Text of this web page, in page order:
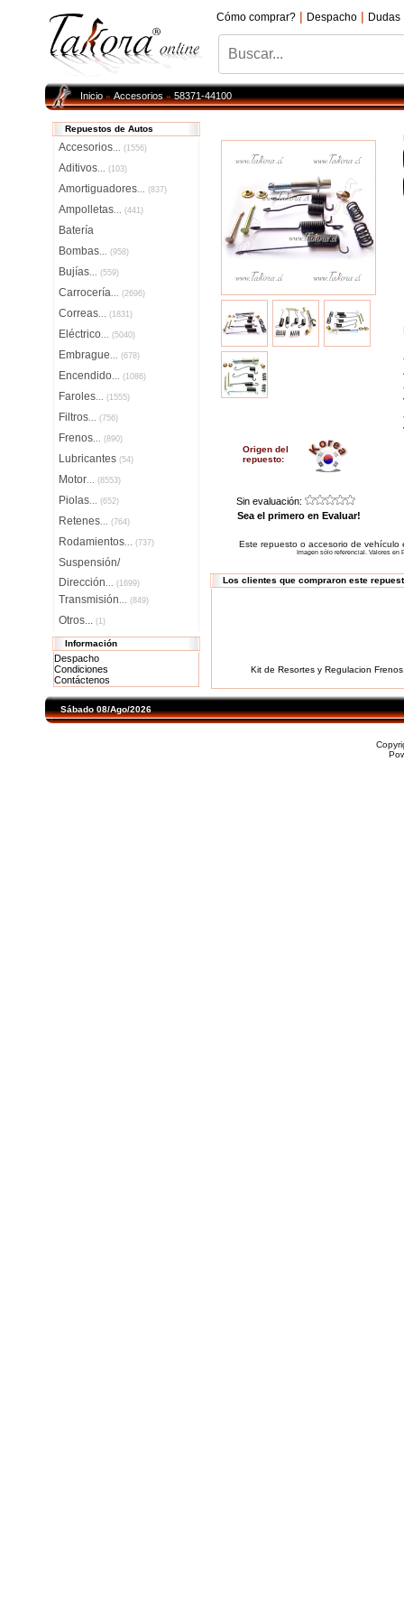
Cómo comprar? | Despacho | Dudas
Inicio»Accesorios»58371-44100
Repuestos de Autos
Accesorios... (1556)
Aditivos... (103)
Amortiguadores... (837)
Ampolletas... (441)
Batería
Bombas... (958)
Bujías... (559)
Carrocería... (2696)
Correas... (1831)
Eléctrico... (5040)
Embrague... (678)
Encendido... (1086)
Faroles... (1555)
Filtros... (756)
Frenos... (890)
Lubricantes (54)
Motor... (8553)
Piolas... (652)
Retenes... (764)
Rodamientos... (737)
Suspensión/
Dirección... (1699)
Transmisión... (849)
Otros... (1)
Información
Despacho
Condiciones
Contáctenos
Origen del
repuesto:
Sin evaluación:
Sea el primero en Evaluar!
Este repuesto o accesorio de
Imagen sólo referencial. Valores
Los clientes que compraron este
Kit de Resortes y Regulacion
Sábado 08/Ago/2026